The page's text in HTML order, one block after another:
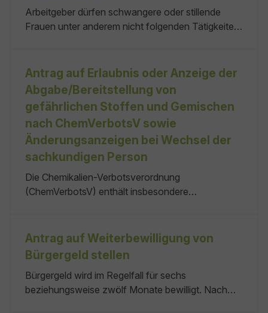
Arbeitgeber dürfen schwangere oder stillende
Frauen unter anderem nicht folgenden Tätigkeiten
Arbeitsschutz zuständige Behörde beantragen.
arbeitet. arbeitet. keine 08.04.2025
Wirtschaftsministerium Baden-Württemberg
Antrag auf Erlaubnis oder Anzeige der
Abgabe/Bereitstellung von
gefährlichen Stoffen und Gemischen
nach ChemVerbotsV sowie
Änderungsanzeigen bei Wechsel der
sachkundigen Person
Die Chemikalien-Verbotsverordnung
(ChemVerbotsV) enthält insbesondere
bestimmter gefährlicher Stoffe und Gemische.
Hierzu zählt die Notwendigkeit einer Erlaubnis oder
Anzeige einer solchen Tätigkeit.
Antrag auf Weiterbewilligung von
Bürgergeld stellen
Bürgergeld wird im Regelfall für sechs
beziehungsweise zwölf Monate bewilligt. Nach